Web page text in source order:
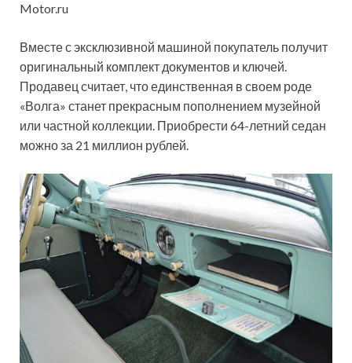
Motor.ru
Вместе с эксклюзивной машиной покупатель получит
оригинальный комплект документов и ключей.
Продавец считает, что единственная в своем роде
«Волга» станет прекрасным пополнением музейной
или частной коллекции. Приобрести 64-летний седан
можно за 21 миллион рублей.